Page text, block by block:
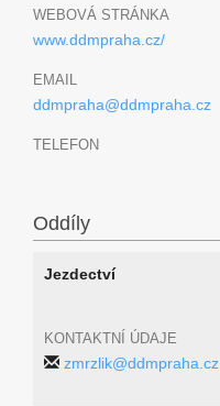
WEBOVÁ STRÁNKA
www.ddmpraha.cz/
EMAIL
ddmpraha@ddmpraha.cz
TELEFON
Oddíly
Jezdectví
KONTAKTNÍ ÚDAJE
zmrzlik@ddmpraha.cz